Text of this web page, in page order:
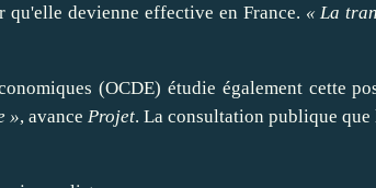
devienne effective en France. « La
(OCDE) étudie également cette
», avance Projet. La consultation publique